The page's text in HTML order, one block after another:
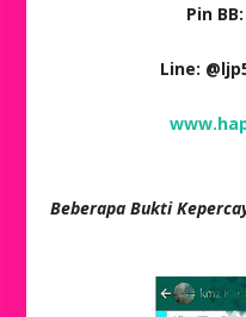
Pin
Line:
Beberapa Bukti